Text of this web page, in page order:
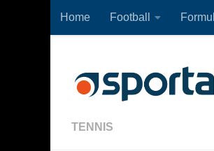
Skip to content
Home Football
TENNIS